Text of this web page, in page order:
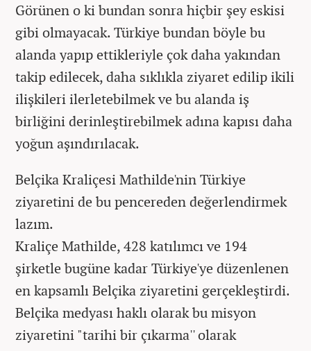
Görünen o ki bundan sonra hiçbir şey eskisi
gibi olmayacak. Türkiye bundan böyle bu
alanda yapıp ettikleriyle çok daha yakından
takip edilecek, daha sıklıkla ziyaret edilip ikili
ilişkileri ilerletebilmek ve bu alanda iş
birliğini derinleştirebilmek adına kapısı daha
yoğun aşındırılacak.
Belçika Kraliçesi Mathilde'nin Türkiye
ziyaretini de bu pencereden değerlendirmek
lazım.
Kraliçe Mathilde, 428 katılımcı ve 194
şirketle bugüne kadar Türkiye'ye düzenlenen
en kapsamlı Belçika ziyaretini gerçekleştirdi.
Belçika medyası haklı olarak bu misyon
ziyaretini "tarihi bir çıkarma'' olarak